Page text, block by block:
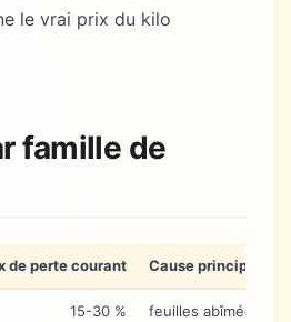
le vrai prix du kilo
famille de
de perte courant Cause principale
15-30 %
feuilles abîmées,